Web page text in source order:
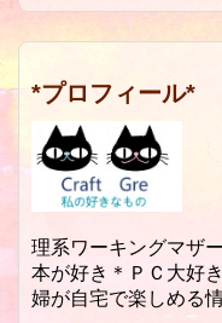
*プロフィール*
理系ワーキングマザ
本が好き＊ＰＣ大好
婦が自宅で楽しめる